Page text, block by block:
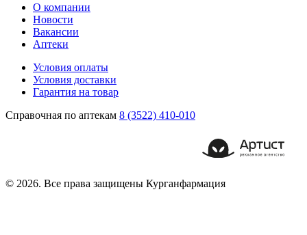
О компании
Новости
Вакансии
Аптеки
Условия оплаты
Условия доставки
Гарантия на товар
Справочная по аптекам 8 (3522) 410-010
© 2026. Все права защищены Курганфармация